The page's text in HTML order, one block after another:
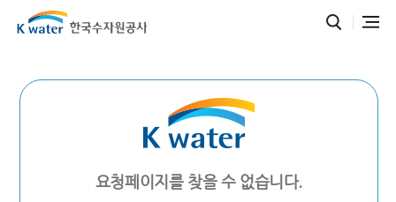
요청페이지를 찾을 수 없습니다.